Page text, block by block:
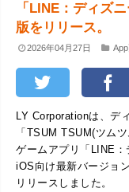
「LINE：ディズ
版をリリース。
2026年04月27日
LY Corporationは、デ
「TSUM TSUM(ツム
ゲームアプリ「LINE：
iOS向け最新バージョ
リリースしました。